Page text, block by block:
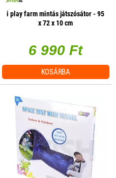
i play farm mintás játszósátor - 95
x 72 x 10 cm
6 990 Ft
KOSÁRBA